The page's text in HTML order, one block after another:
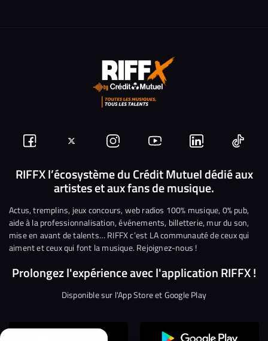
Suivez-
nous
Facebook
Suivez-
nous
sur
Twitter
Nous
rejoindre
sur
Instagram
Nous
rejoindre
sur
YouTube
Nous
rejoindre
sur
Linkedin
Nous
RIFFX l’écosystème du Crédit Mutuel dédié aux
artistes et aux fans de musique.
Actus, tremplins, jeux concours, web radios 100% musique, 0% pub,
aide à la professionnalisation, événements, billetterie, mur du son,
mise en avant de talents… RIFFX c’est LA communauté de ceux qui
aiment et ceux qui font la musique. Rejoignez-nous !
Prolongez l'expérience avec l'application RIFFX !
Disponible sur l'App Store et Google Play